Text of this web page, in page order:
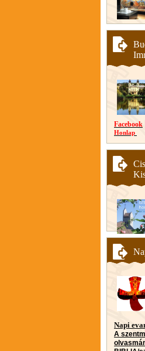
Facebook
Honlap
Napi
A